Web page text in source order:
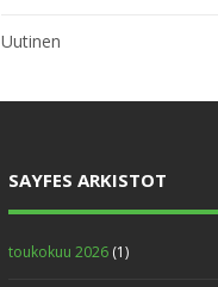
Uutinen
SAYFES ARKISTOT
toukokuu 2026(1)